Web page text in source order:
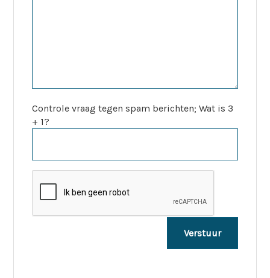
Controle vraag tegen spam berichten; Wat is 3
+ 1?